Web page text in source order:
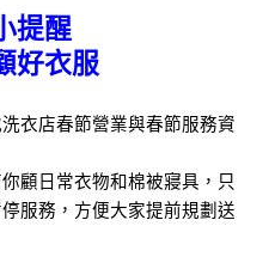
提醒
好衣服
衣店春節營業與春節服務資
顧日常衣物和棉被寢具，只
服務，方便大家提前規劃送